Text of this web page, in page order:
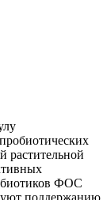
растительной
ФОС
поддержанию